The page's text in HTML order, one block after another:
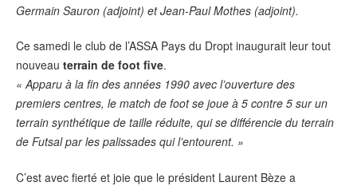
Germain Sauron (adjoint) et Jean-Paul Mothes (adjoint).
Ce samedi le club de l’ASSA Pays du Dropt inaugurait leur tout
nouveau terrain de foot five.
« Apparu à la fin des années 1990 avec l’ouverture des
premiers centres, le match de foot se joue à 5 contre 5 sur un
terrain synthétique de taille réduite, qui se différencie du terrain
de Futsal par les palissades qui l’entourent. »
C’est avec fierté et joie que le président Laurent Bèze a